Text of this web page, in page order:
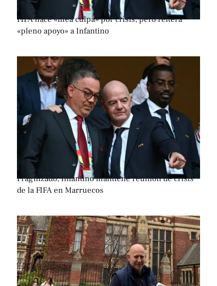
FIFA hace «mea culpa» por crisis, pero reitera
«pleno apoyo» a Infantino
Fragilizado, Infantino mantiene reunión de crisis
de la FIFA en Marruecos